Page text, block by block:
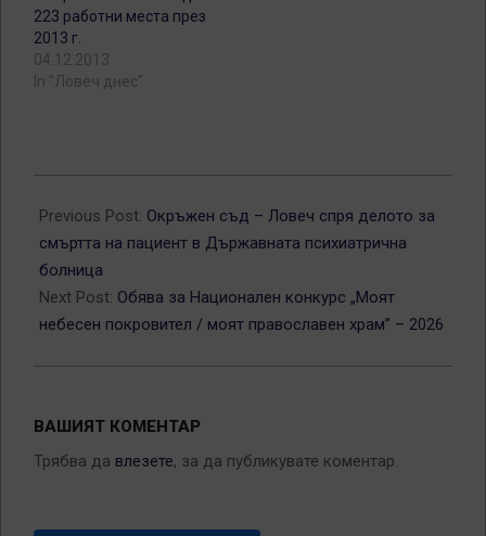
223 работни места през
2013 г.
04.12.2013
In "Ловеч днес"
02-
06
Previous Post: Окръжен съд – Ловеч спря делото за
смъртта на пациент в Държавната психиатрична
болница
Next Post: Обява за Национален конкурс „Моят
небесен покровител / моят православен храм” – 2026
ВАШИЯТ КОМЕНТАР
Трябва да влезете, за да публикувате коментар.